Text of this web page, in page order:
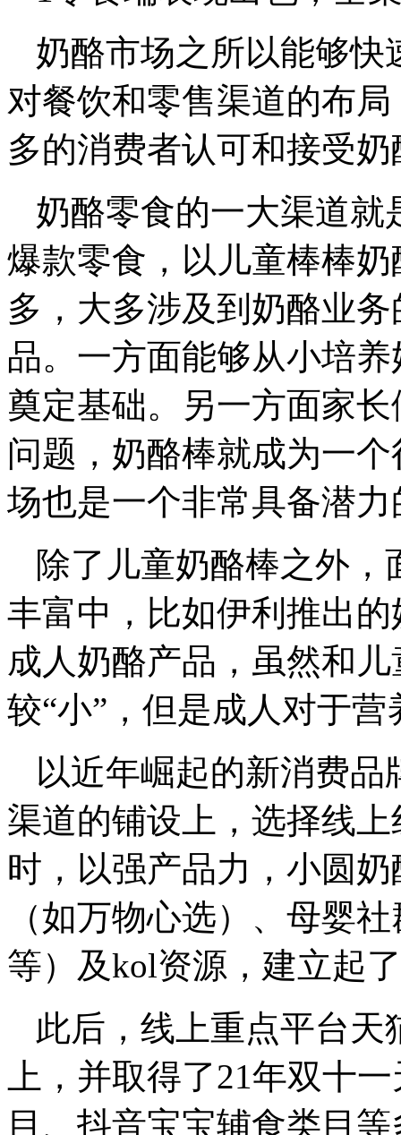
奶酪市场之所以能够快
对餐饮和零售渠道的布
多的消费者认可和接受
奶酪零食的一大渠道就
爆款零食，以儿童棒棒
多，大多涉及到奶酪业
品。一方面能够从小培
奠定基础。另一方面家
问题，奶酪棒就成为一
场也是一个非常具备潜
除了儿童奶酪棒之外
丰富中，比如伊利推出
成人奶酪产品，虽然和
较“小”，但是成人对于
以近年崛起的新消费
渠道的铺设上，选择线
时，以强产品力，小圆
（如万物心选）、母婴
等）及kol资源，建立起
此后，线上重点平台
上，并取得了21年双十
目、抖音宝宝辅食类目